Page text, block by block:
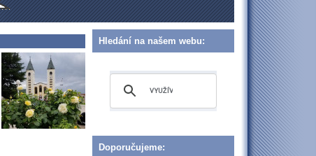
Hledání na našem webu:
Doporučujeme: